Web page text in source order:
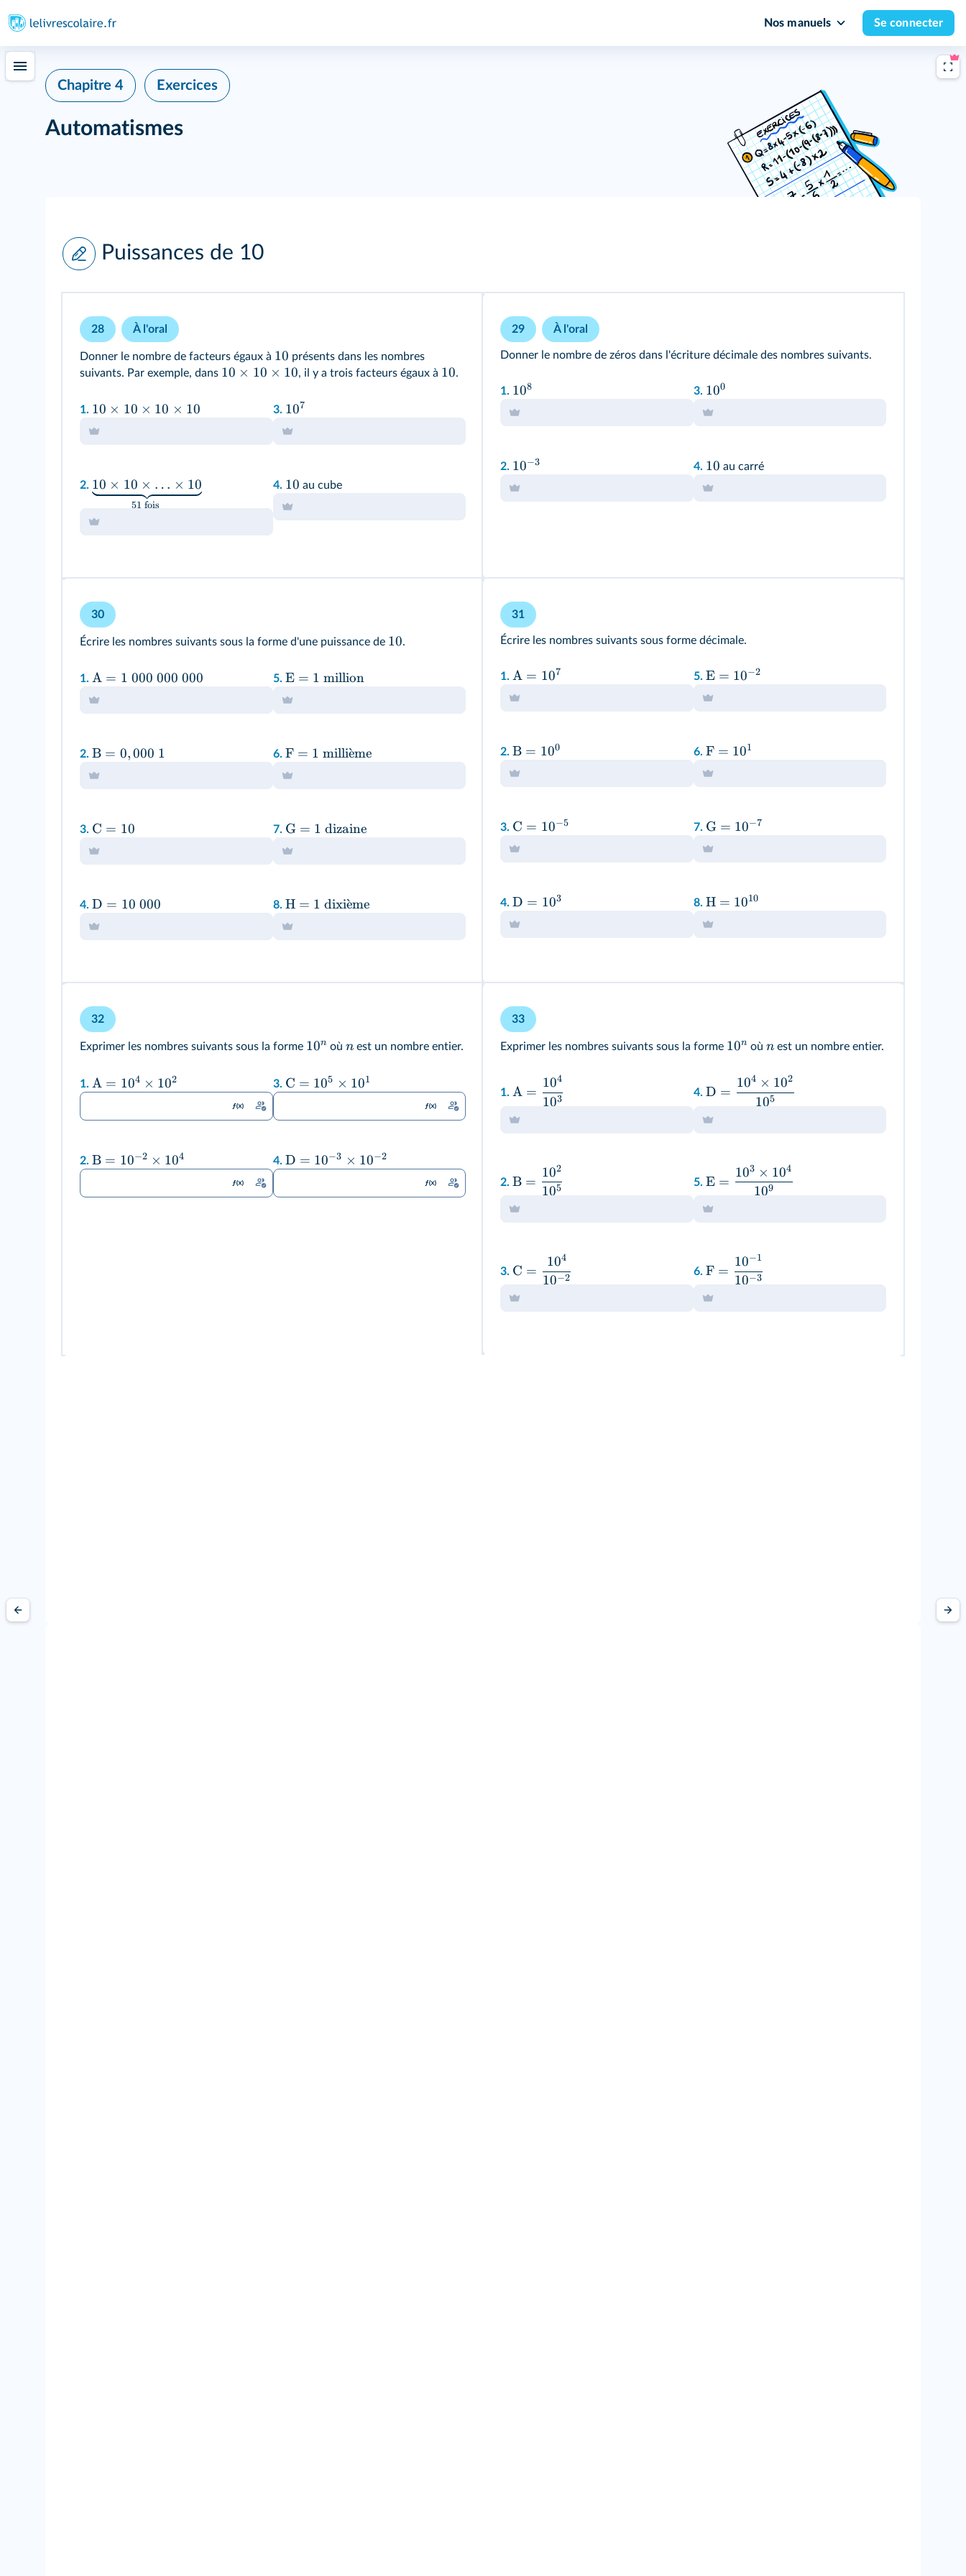
Nos manuels Se connecter
Chapitre 4 Exercices
Automatismes
Puissances de 10
28 À l'oral
Donner le nombre de facteurs égaux à 10 présents dans les nombres
suivants. Par exemple, dans 10 × 10 × 10, il y a trois facteurs égaux à 10.
1. 10 × 10 × 10 × 10
2.
51 fois
10 × 10 × … × 10
3. 107
4. 10 au cube
29 À l'oral
Donner le nombre de zéros dans l'écriture décimale des nombres suivants.
1. 108
2. 10−3
3. 100
4. 10 au carré
30
Écrire les nombres suivants sous la forme d'une puissance de 10.
1. A = 1 000 000 000
2. B = 0,000 1
3. C = 10
4. D = 10 000
5. E = 1 million
6. F = 1 millie
ˋme
7. G = 1 dizaine
8. H = 1 dixie
ˋme
31
Écrire les nombres suivants sous forme décimale.
1. A = 107
2. B = 100
3. C = 10−5
4. D = 103
5. E = 10−2
6. F = 101
7. G = 10−7
8. H = 1010
32
Exprimer les nombres suivants sous la forme 10n où n est un nombre entier.
1. A = 104 × 102
2. B = 10−2 × 104
3. C = 105 × 101
4. D = 10−3 × 10−2
33
Exprimer les nombres suivants sous la forme 10n où n est un nombre entier.
1. A =
103
104
2. B =
105
102
3. C =
10−2
104
4. D =
105
104 × 102
5. E =
109
103 × 104
6. F =
10−3
10−1